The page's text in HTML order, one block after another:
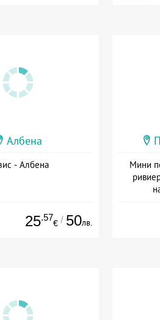
Албена
- Албена
25.57
€ / 50лв.
Мини